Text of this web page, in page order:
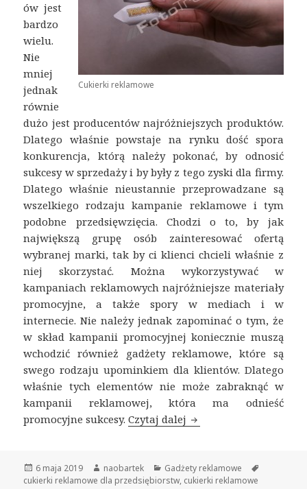
Cukierki reklamowe
ów jest
bardzo
wielu.
Nie
mniej
jednak
równie
dużo jest producentów najróżniejszych produktów.
Dlatego właśnie powstaje na rynku dość spora
konkurencja, którą należy pokonać, by odnosić
sukcesy w sprzedaży i by były z tego zyski dla firmy.
Dlatego właśnie nieustannie przeprowadzane są
wszelkiego rodzaju kampanie reklamowe i tym
podobne przedsięwzięcia. Chodzi o to, by jak
największą grupę osób zainteresować ofertą
wybranej marki, tak by ci klienci chcieli właśnie z
niej skorzystać. Można wykorzystywać w
kampaniach reklamowych najróżniejsze materiały
promocyjne, a także spory w mediach i w
internecie. Nie należy jednak zapominać o tym, że
w skład kampanii promocyjnej koniecznie muszą
wchodzić również gadżety reklamowe, które są
swego rodzaju upominkiem dla klientów. Dlatego
właśnie tych elementów nie może zabraknąć w
kampanii reklamowej, która ma odnieść
promocyjne sukcesy.Czytaj dalej Cukierki reklamowe
Opublikowano
6 maja 2019 Autor
naobartek Kategorie
Gadżety reklamowe
cukierki reklamowe dla przedsiębiorstw, cukierki reklamowe